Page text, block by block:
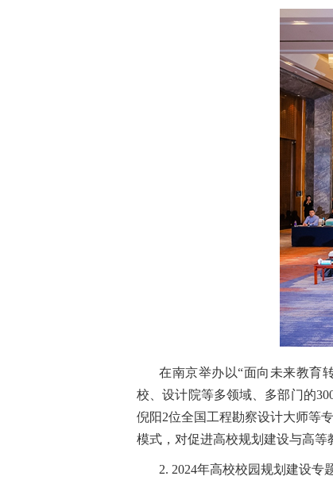
在南京举办以“面向未来教育
校、设计院等多领域、多部门的
倪阳2位全国工程勘察设计大师等
模式，对促进高校规划建设与高等
2. 2024年高校校园规划建设专